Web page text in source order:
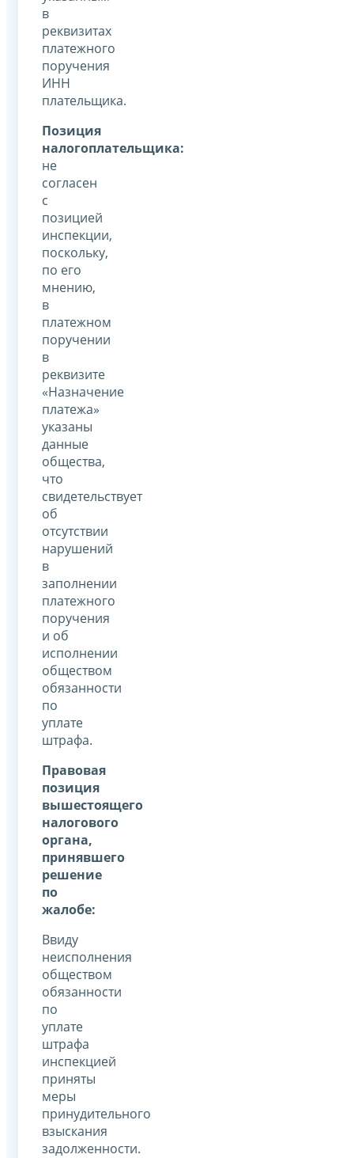
в
реквизитах
платежного
поручения
ИНН
плательщика.
Позиция
налогоплательщика:
не
согласен
с
позицией
инспекции,
поскольку,
по его
мнению,
в
платежном
поручении
в
реквизите
«Назначение
платежа»
указаны
данные
общества,
что
свидетельствует
об
отсутствии
нарушений
в
заполнении
платежного
поручения
и об
исполнении
обществом
обязанности
по
уплате
штрафа.
Правовая
позиция
вышестоящего
налогового
органа,
принявшего
решение
по
жалобе:
Ввиду
неисполнения
обществом
обязанности
по
уплате
штрафа
инспекцией
приняты
меры
принудительного
взыскания
задолженности.